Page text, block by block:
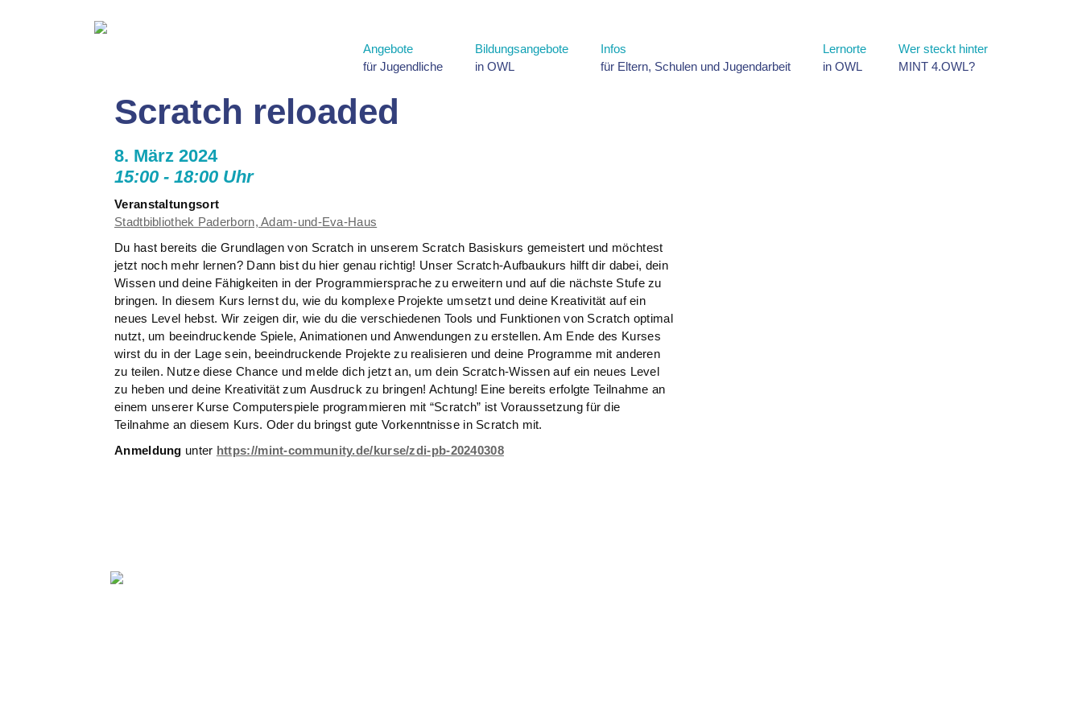
Angebote
für Jugendliche
Bildungsangebote
in OWL
Infos
für Eltern, Schulen und Jugendarbeit
Lernorte
in OWL
Wer steckt hinter
MINT 4.OWL?
Scratch reloaded
8. März 2024
15:00 - 18:00 Uhr
Veranstaltungsort
Stadtbibliothek Paderborn, Adam-und-Eva-Haus
Du hast bereits die Grundlagen von Scratch in unserem Scratch Basiskurs gemeistert und möchtest
jetzt noch mehr lernen? Dann bist du hier genau richtig! Unser Scratch-Aufbaukurs hilft dir dabei, dein
Wissen und deine Fähigkeiten in der Programmiersprache zu erweitern und auf die nächste Stufe zu
bringen. In diesem Kurs lernst du, wie du komplexe Projekte umsetzt und deine Kreativität auf ein
neues Level hebst. Wir zeigen dir, wie du die verschiedenen Tools und Funktionen von Scratch optimal
nutzt, um beeindruckende Spiele, Animationen und Anwendungen zu erstellen. Am Ende des Kurses
wirst du in der Lage sein, beeindruckende Projekte zu realisieren und deine Programme mit anderen
zu teilen. Nutze diese Chance und melde dich jetzt an, um dein Scratch-Wissen auf ein neues Level
zu heben und deine Kreativität zum Ausdruck zu bringen! Achtung! Eine bereits erfolgte Teilnahme an
einem unserer Kurse Computerspiele programmieren mit “Scratch” ist Voraussetzung für die
Teilnahme an diesem Kurs. Oder du bringst gute Vorkenntnisse in Scratch mit.
Anmeldung unter https://mint-community.de/kurse/zdi-pb-20240308